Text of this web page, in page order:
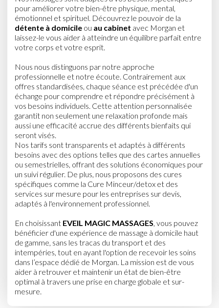
pour améliorer votre bien-être physique, mental,
émotionnel et spirituel. Découvrez le pouvoir de la
détente à domicile ou au cabinet avec Morgan et
laissez-le vous aider à atteindre un équilibre parfait entre
votre corps et votre esprit.
Nous nous distinguons par notre approche
professionnelle et notre écoute. Contrairement aux
offres standardisées, chaque séance est précédée d'un
échange pour comprendre et répondre précisément à
vos besoins individuels. Cette attention personnalisée
garantit non seulement une relaxation profonde mais
aussi une efficacité accrue des différents bienfaits qui
seront visés.
Nos tarifs sont transparents et adaptés à différents
besoins avec des options telles que des cartes annuelles
ou semestrielles, offrant des solutions économiques pour
un suivi régulier. De plus, nous proposons des cures
spécifiques comme la Cure Minceur/detox et des
services sur mesure pour les entreprises sur devis,
adaptés à l'environnement professionnel.
En choisissant EVEIL MAGIC MASSAGES, vous pouvez
bénéficier d'une expérience de massage à domicile haut
de gamme, sans les tracas du transport et des
intempéries, tout en ayant l'option de recevoir les soins
dans l’espace dédié de Morgan. La mission est de vous
aider à retrouver et maintenir un état de bien-être
optimal à travers une prise en charge globale et sur-
mesure.